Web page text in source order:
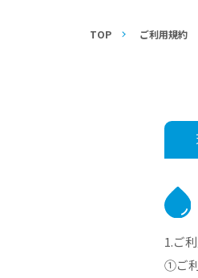
TOP ご利用規約
1.ご
①ご